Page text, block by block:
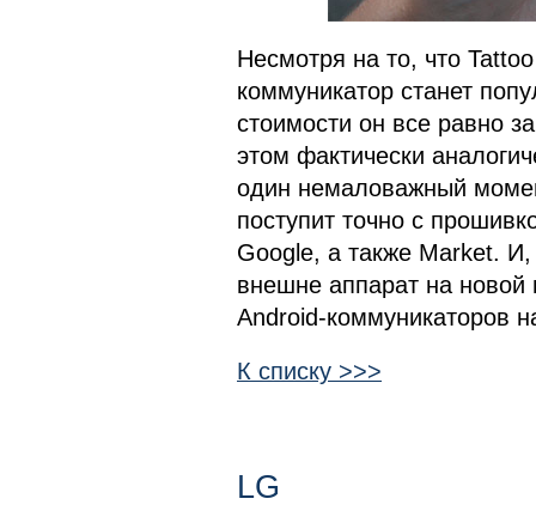
Несмотря на то, что
коммуникатор станет
стоимости он все равно
этом фактически
один немаловажный
поступит точно с
Google, а также Market. И,
внешне аппарат на новой
Android-коммуникаторов
К списку >>>
LG